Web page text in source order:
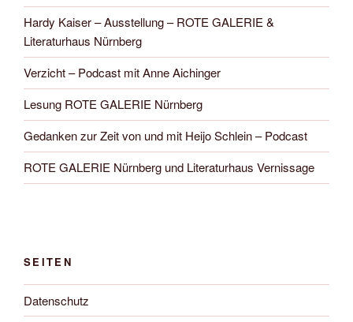
Hardy Kaiser – Ausstellung – ROTE GALERIE &
Literaturhaus Nürnberg
Verzicht – Podcast mit Anne Aichinger
Lesung ROTE GALERIE Nürnberg
Gedanken zur Zeit von und mit Heijo Schlein – Podcast
ROTE GALERIE Nürnberg und Literaturhaus Vernissage
SEITEN
Datenschutz